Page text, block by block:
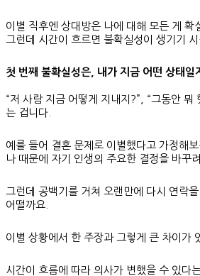
이별 직후엔 상대방은 나에 대해 모든 게
그런데 시간이 흐르면 불확실성이 생기기 시
첫 번째 불확실성은, 내가 지금 어떤 상태일
“저 사람 지금 어떻게 지내지?”, “그동안
는 겁니다.
예를 들어 결혼 문제로 이별했다고 가정해
나 때문에 자기 인생의 주요한 결정을 바꾸
그런데 공백기를 거쳐 오랜만에 다시 연락
어떨까요.
이별 상황에서 한 주장과 그렇게 큰 차이가
시간이 흐름에 따라 의사가 변했을 수 있다